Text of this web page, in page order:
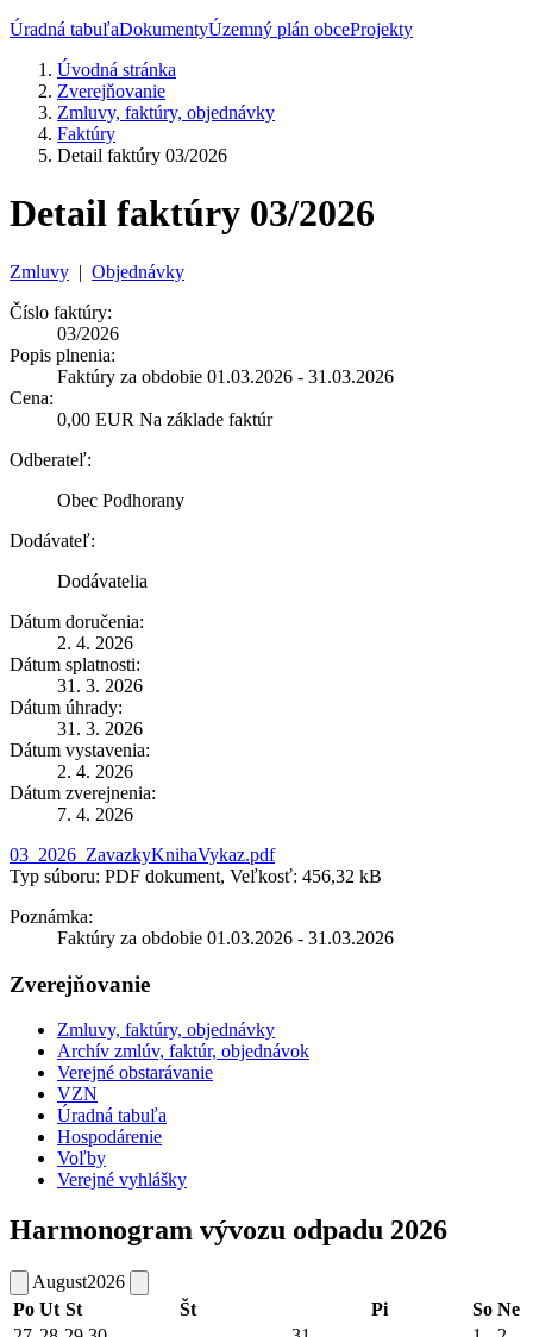
Úradná tabuľaDokumentyÚzemný plán obceProjekty
Úvodná stránka
Zverejňovanie
Zmluvy, faktúry, objednávky
Faktúry
Detail faktúry 03/2026
Detail faktúry 03/2026
Zmluvy | Objednávky
Číslo faktúry:
03/2026
Popis plnenia:
Faktúry za obdobie 01.03.2026 - 31.03.2026
Cena:
0,00 EUR Na základe faktúr
Odberateľ:
Obec Podhorany
Dodávateľ:
Dodávatelia
Dátum doručenia:
2. 4. 2026
Dátum splatnosti:
31. 3. 2026
Dátum úhrady:
31. 3. 2026
Dátum vystavenia:
2. 4. 2026
Dátum zverejnenia:
7. 4. 2026
03_2026_ZavazkyKnihaVykaz.pdf
Typ súboru: PDF dokument, Veľkosť: 456,32 kB
Poznámka:
Faktúry za obdobie 01.03.2026 - 31.03.2026
Zverejňovanie
Zmluvy, faktúry, objednávky
Archív zmlúv, faktúr, objednávok
Verejné obstarávanie
VZN
Úradná tabuľa
Hospodárenie
Voľby
Verejné vyhlášky
Harmonogram vývozu odpadu 2026
August2026
Po Ut St Št Pi So Ne